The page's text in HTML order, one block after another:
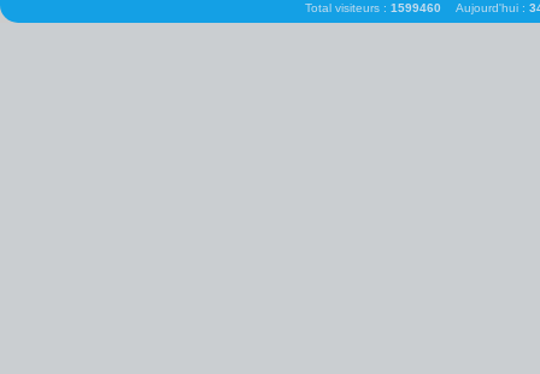
Total visiteurs : 1599460 Aujourd'hui :